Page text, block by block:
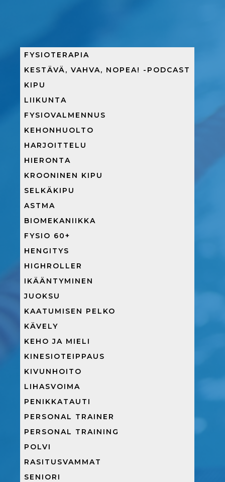
FYSIOTERAPIA
KESTÄVÄ, VAHVA, NOPEA! -PODCAST
KIPU
LIIKUNTA
FYSIOVALMENNUS
KEHONHUOLTO
HARJOITTELU
HIERONTA
KROONINEN KIPU
SELKÄKIPU
ASTMA
BIOMEKANIIKKA
FYSIO 60+
HENGITYS
HIGHROLLER
IKÄÄNTYMINEN
JUOKSU
KAATUMISEN PELKO
KÄVELY
KEHO JA MIELI
KINESIOTEIPPAUS
KIVUNHOITO
LIHASVOIMA
PENIKKATAUTI
PERSONAL TRAINER
PERSONAL TRAINING
POLVI
RASITUSVAMMAT
SENIORI